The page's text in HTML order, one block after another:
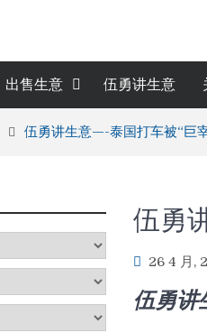
出售生意 伍勇讲生意
伍勇讲生意—-泰国打车被“巨
伍勇
26 4 月,
伍勇讲